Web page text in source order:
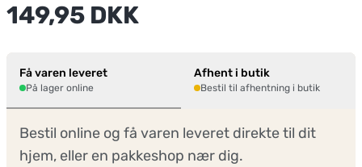
149,95 DKK
Få varen leveret
På lager online
Afhent i butik
Bestil til afhentning i butik
Bestil online og få varen leveret direkte til dit
hjem, eller en pakkeshop nær dig.